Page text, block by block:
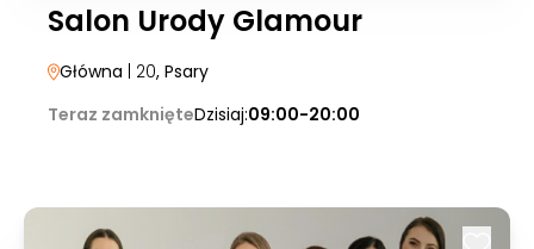
Salon Urody Glamour
Główna | 20, Psary
Teraz zamknięteDzisiaj:09:00-20:00